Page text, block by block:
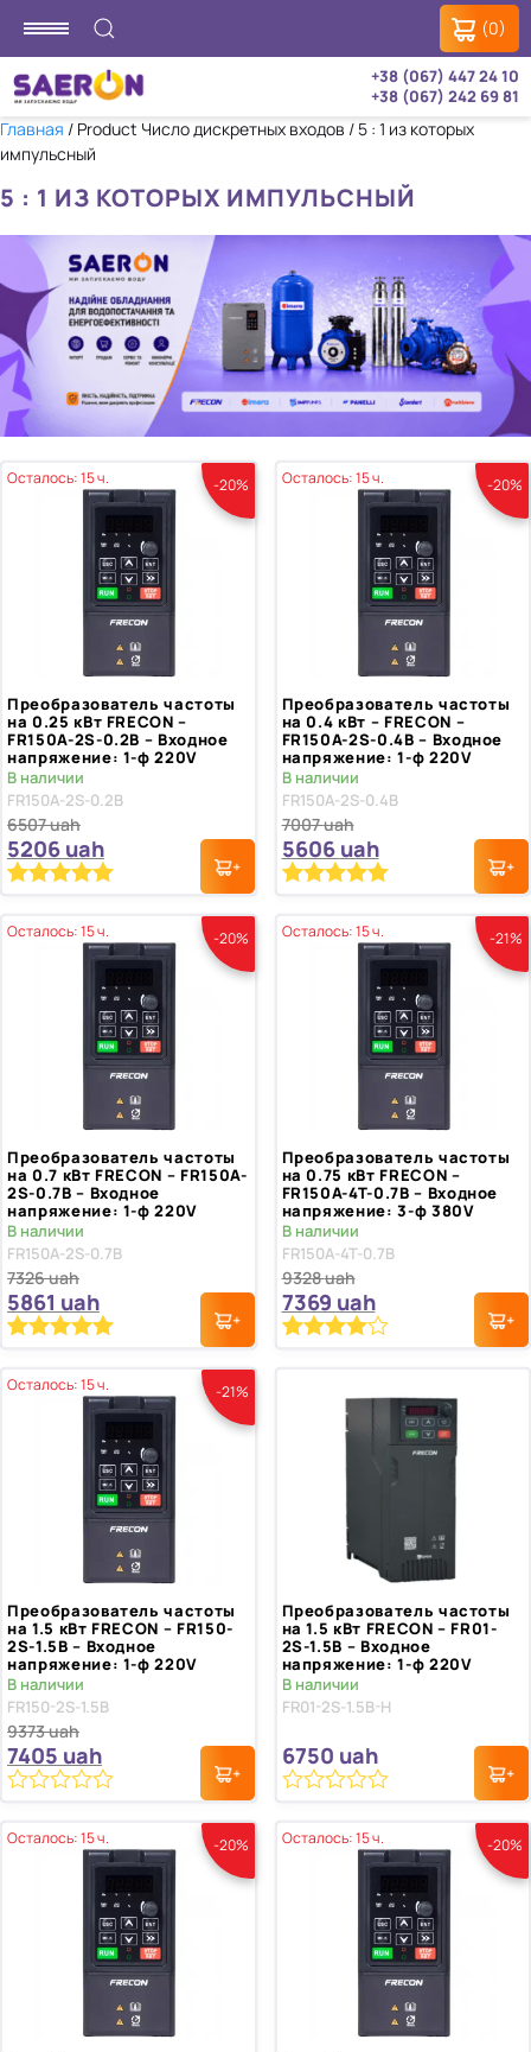
(0)
+38 (067) 447 24 10
+38 (067) 242 69 81
Главная / Product Число дискретных входов / 5 : 1 из которых
импульсный
5 : 1 ИЗ КОТОРЫХ ИМПУЛЬСНЫЙ
Осталось: 15 ч. -20%
Преобразователь частоты
на 0.25 кВт FRECON –
FR150A-2S-0.2B – Входное
напряжение: 1-ф 220V
В наличии
FR150A-2S-0.2B
6507uah
5206 uah
5.00 из 5 на
основе
пользователя
Осталось: 15 ч. -20%
Преобразователь частоты
на 0.4 кВт – FRECON –
FR150A-2S-0.4B – Входное
напряжение: 1-ф 220V
В наличии
FR150A-2S-0.4B
7007uah
5606 uah
5.00 из 5 на
основе
пользователя
Осталось: 15 ч. -20%
Преобразователь частоты
на 0.7 кВт FRECON – FR150A-
2S-0.7B – Входное
напряжение: 1-ф 220V
В наличии
FR150A-2S-0.7B
7326uah
5861 uah
5.00 из 5 на
основе
пользователей
Осталось: 15 ч. -21%
Преобразователь частоты
на 0.75 кВт FRECON –
FR150A-4T-0.7B – Входное
напряжение: 3-ф 380V
В наличии
FR150A-4T-0.7B
9328uah
7369 uah
на основе
пользователя
Осталось: 15 ч. -21%
Преобразователь частоты
на 1.5 кВт FRECON – FR150-
2S-1.5B – Входное
напряжение: 1-ф 220V
В наличии
FR150-2S-1.5B
9373uah
7405 uah
из
5
Преобразователь частоты
на 1.5 кВт FRECON – FR01-
2S-1.5B – Входное
напряжение: 1-ф 220V
В наличии
FR01-2S-1.5B-H
6750 uah
из
5
Осталось: 15 ч. -20% Осталось: 15 ч. -20%